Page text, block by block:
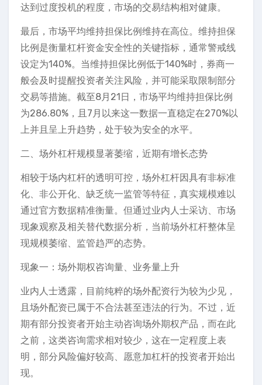
达到过度投机的程度，市场的交易结构相对健康。
最后，市场平均维持担保比例维持在高位。维持担保
比例是衡量杠杆资金安全性的关键指标，通常警戒线
设定为140%。当维持担保比例低于140%时，券商一
般会及时提醒投资者关注风险，并可能采取限制部分
交易等措施。截至8月21日，市场平均维持担保比例
为286.80%，且7月以来这一数据一直稳定在270%以
上并且呈上升趋势，处于较为安全的水平。
二、场外杠杆规模显著萎缩，近期有增长态势
相较于场内杠杆的透明可控，场外杠杆因具有非标准
化、非公开化、缺乏统一监管等特征，真实规模难以
通过官方数据精准衡量。但通过业内人士采访、市场
现象观察及相关替代数据分析，当前场外杠杆整体呈
现规模萎缩、监管趋严的态势。
现象一：场外期权咨询量、业务量上升
业内人士透露，目前纯粹的场外配资行为较为少见，
且场外配资已属于不合法甚至违法的行为。不过，近
期有部分投资者开始主动咨询场外期权产品，而在此
之前，这类咨询需求相对较少，这在一定程度上表
明，部分风险偏好较高、愿意加杠杆的投资者开始出
现。